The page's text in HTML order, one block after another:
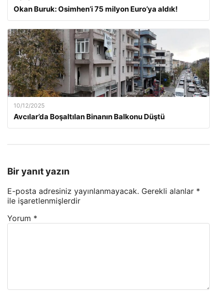
Okan Buruk: Osimhen’i 75 milyon Euro’ya aldık!
10/12/2025
Avcılar’da Boşaltılan Binanın Balkonu Düştü
Bir yanıt yazın
E-posta adresiniz yayınlanmayacak. Gerekli alanlar *
ile işaretlenmişlerdir
Yorum *